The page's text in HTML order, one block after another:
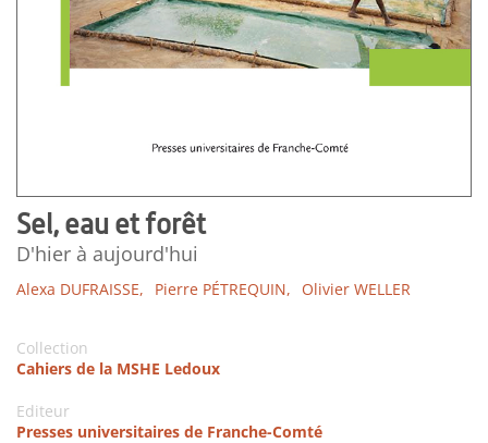
Sel, eau et forêt
D'hier à aujourd'hui
Alexa DUFRAISSE, Pierre PÉTREQUIN, Olivier WELLER
Collection
Cahiers de la MSHE Ledoux
Editeur
Presses universitaires de Franche-Comté